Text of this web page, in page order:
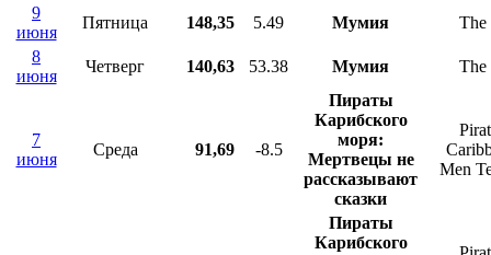
9
июня
Пятница 148,35 5.49 Мумия
The
8
июня
Четверг 140,63 53.38 Мумия The
7
июня
Среда 91,69 -8.5
Пираты
Карибского
моря:
Мертвецы не
рассказывают
сказки
Men
Пираты
Карибского